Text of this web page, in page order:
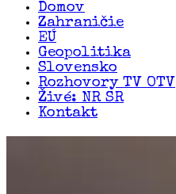
Domov
Zahraničie
EÚ
Geopolitika
Slovensko
Rozhovory TV OTV
Živé: NR SR
Kontakt